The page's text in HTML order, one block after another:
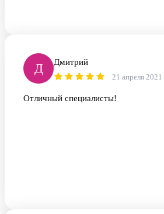
Д Дмитрий
21 апреля 2021
Отличный специалисты!